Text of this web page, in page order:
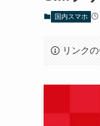
国内スマホ
リンク